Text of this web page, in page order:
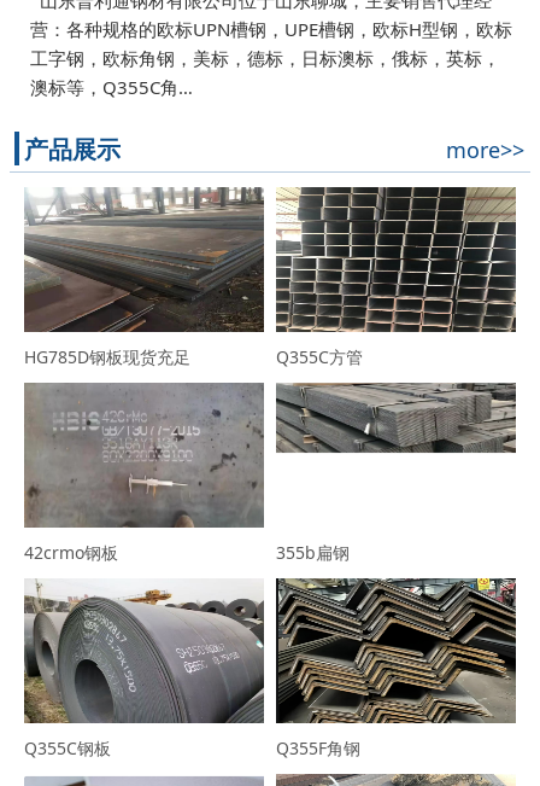
营：各种规格的欧标UPN槽钢，UPE槽钢，欧标H型钢，欧标
工字钢，欧标角钢，美标，德标，日标澳标，俄标，英标，
澳标等，Q355C角…
产品展示 more>>
HG785D钢板现货充足 Q355C方管
42crmo钢板 355b扁钢
Q355C钢板 Q355F角钢